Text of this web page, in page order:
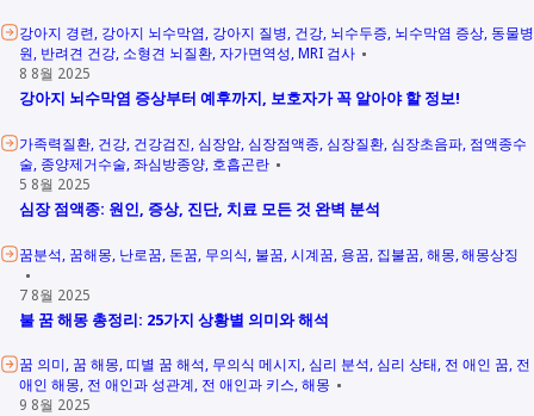
강아지 경련 강아지 뇌수막염 강아지 질병 건강 뇌수두증 뇌수막염 증상 동물병
원 반려견 건강 소형견 뇌질환 자가면역성 MRI 검사
8 8월 2025
강아지 뇌수막염 증상부터 예후까지, 보호자가 꼭 알아야 할 정보!
가족력질환 건강 건강검진 심장암 심장점액종 심장질환 심장초음파 점액종수
술 종양제거수술 좌심방종양 호흡곤란
5 8월 2025
심장 점액종: 원인, 증상, 진단, 치료 모든 것 완벽 분석
꿈분석 꿈해몽 난로꿈 돈꿈 무의식 불꿈 시계꿈 용꿈 집불꿈 해몽 해몽상징
7 8월 2025
불 꿈 해몽 총정리: 25가지 상황별 의미와 해석
꿈 의미 꿈 해몽 띠별 꿈 해석 무의식 메시지 심리 분석 심리 상태 전 애인 꿈 전
애인 해몽 전 애인과 성관계 전 애인과 키스 해몽
9 8월 2025